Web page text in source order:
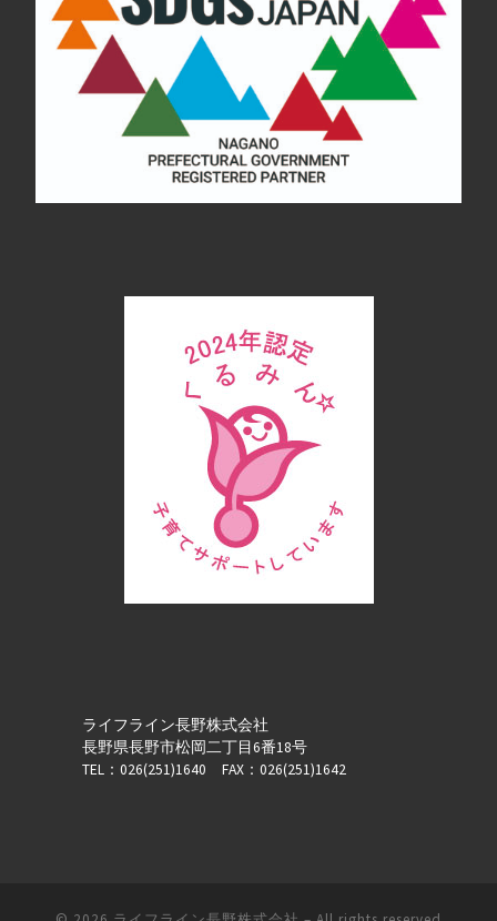
ライフライン長野株式会社
長野県長野市松岡二丁目6番18号
TEL：026(251)1640 FAX：026(251)1642